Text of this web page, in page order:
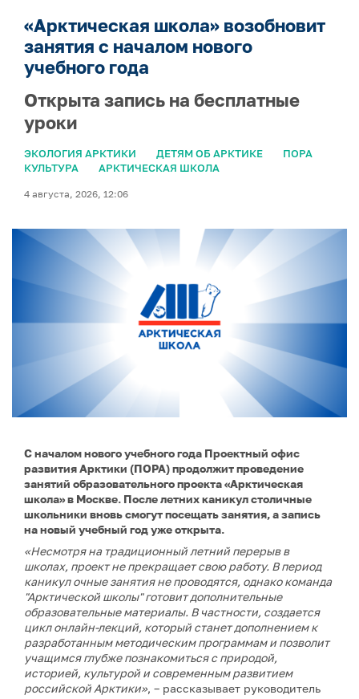
«Арктическая школа» возобновит
занятия с началом нового
учебного года
Открыта запись на бесплатные
уроки
ЭКОЛОГИЯ АРКТИКИ ДЕТЯМ ОБ АРКТИКЕ
ПОРА
КУЛЬТУРА
АРКТИЧЕСКАЯ ШКОЛА
4 августа, 2026, 12:06
С началом нового учебного года Проектный офис
развития Арктики (ПОРА) продолжит проведение
занятий образовательного проекта «Арктическая
школа» в Москве. После летних каникул столичные
школьники вновь смогут посещать занятия, а запись
на новый учебный год уже открыта.
«Несмотря на традиционный летний перерыв в
школах, проект не прекращает свою работу. В период
каникул очные занятия не проводятся, однако команда
"Арктической школы" готовит дополнительные
образовательные материалы. В частности, создается
цикл онлайн-лекций, который станет дополнением к
разработанным методическим программам и позволит
учащимся глубже познакомиться с природой,
историей, культурой и современным развитием
российской Арктики», – рассказывает руководитель